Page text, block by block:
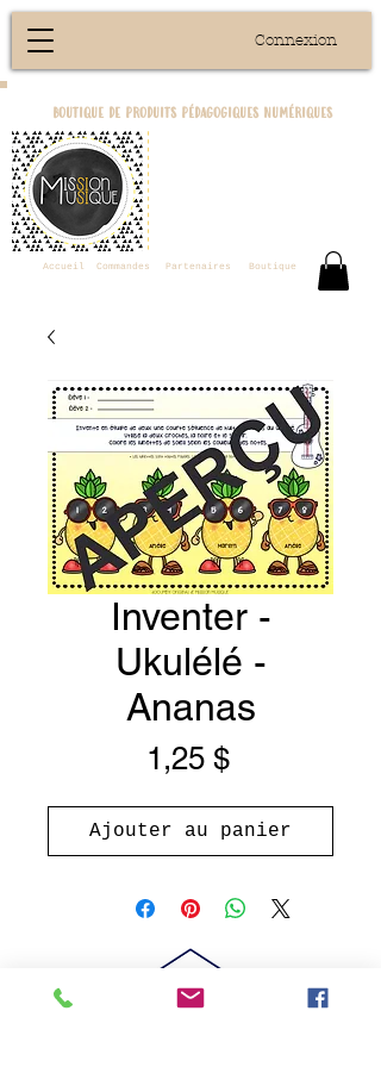
Connexion
boutique de produits pédagogiques numériques
Accueil Commandes Partenaires Boutique
Inventer -
Ukulélé -
Ananas
1,25 $Prix
Ajouter au panier